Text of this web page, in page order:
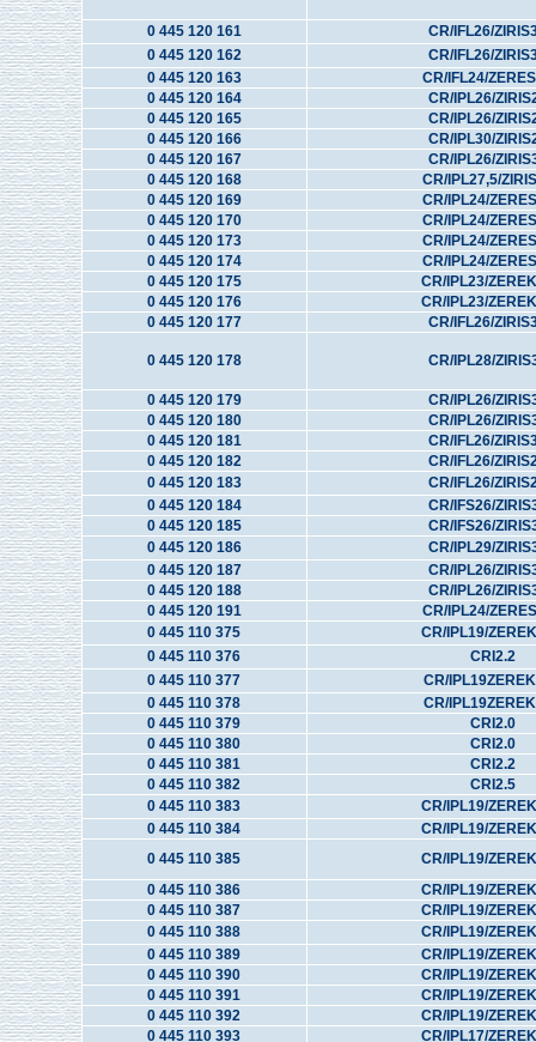
0 445 120 161
CR/IFL26/
0 445 120 162
CR/IFL26/
0 445 120 163
CR/IFL24/
0 445 120 164
CR/IPL26/
0 445 120 165
CR/IPL26/
0 445 120 166
CR/IPL30/
0 445 120 167
CR/IPL26/
0 445 120 168
CR/IPL27,5/
0 445 120 169
CR/IPL24/
0 445 120 170
CR/IPL24/
0 445 120 173
CR/IPL24/
0 445 120 174
CR/IPL24/
0 445 120 175
CR/IPL23/
0 445 120 176
CR/IPL23/
0 445 120 177
CR/IFL26/
0 445 120 178 CR/IPL28/
0 445 120 179
CR/IPL26/
0 445 120 180
CR/IPL26/
0 445 120 181
CR/IFL26/
0 445 120 182
CR/IFL26/
0 445 120 183
CR/IFL26/
0 445 120 184
CR/IFS26/
0 445 120 185
CR/IFS26/
0 445 120 186
CR/IPL29/
0 445 120 187
CR/IPL26/
0 445 120 188
CR/IPL26/
0 445 120 191
CR/IPL24/
0 445 110 375
CR/IPL19/
0 445 110 376
CRI2.2
0 445 110 377
CR/
0 445 110 378
CR/
0 445 110 379
CRI2.0
0 445 110 380
CRI2.0
0 445 110 381
CRI2.2
0 445 110 382
CRI2.5
0 445 110 383
CR/IPL19/
0 445 110 384
CR/IPL19/
0 445 110 385
CR/IPL19/
0 445 110 386
CR/IPL19/
0 445 110 387
CR/IPL19/
0 445 110 388
CR/IPL19/
0 445 110 389
CR/IPL19/
0 445 110 390
CR/IPL19/
0 445 110 391
CR/IPL19/
0 445 110 392
CR/IPL19/
0 445 110 393
CR/IPL17/